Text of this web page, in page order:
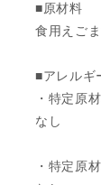
■原材料
食用えご
■アレルギ
・特定原
なし
・特定原